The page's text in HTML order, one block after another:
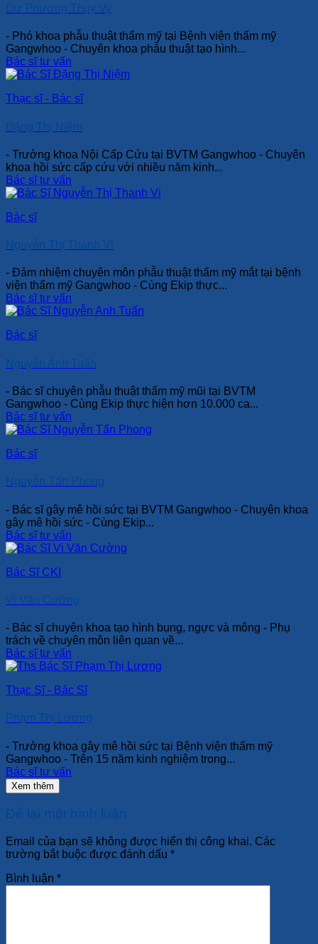
Dư Phương Thụy Vy
- Phó khoa phẫu thuật thẩm mỹ tại Bệnh viện thẩm mỹ
Gangwhoo - Chuyên khoa phẫu thuật tạo hình...
Bác sĩ tư vấn
Thạc sĩ - Bác sĩ
Đặng Thị Niệm
- Trưởng khoa Nội Cấp Cứu tại BVTM Gangwhoo - Chuyên
khoa hồi sức cấp cứu với nhiều năm kinh...
Bác sĩ tư vấn
Bác sĩ
Nguyễn Thị Thanh Vi
- Đảm nhiệm chuyên môn phẫu thuật thẩm mỹ mắt tại bệnh
viện thẩm mỹ Gangwhoo - Cùng Ekip thực...
Bác sĩ tư vấn
Bác sĩ
Nguyễn Anh Tuấn
- Bác sĩ chuyên phẫu thuật thẩm mỹ mũi tại BVTM
Gangwhoo - Cùng Ekip thực hiện hơn 10.000 ca...
Bác sĩ tư vấn
Bác sĩ
Nguyễn Tấn Phong
- Bác sĩ gây mê hồi sức tại BVTM Gangwhoo - Chuyên khoa
gây mê hồi sức - Cùng Ekip...
Bác sĩ tư vấn
Bác Sĩ CKI
Vi Văn Cường
- Bác sĩ chuyên khoa tạo hình bụng, ngực và mông - Phụ
trách về chuyên môn liên quan về...
Bác sĩ tư vấn
Thạc Sĩ - Bác Sĩ
Phạm Thị Lương
- Trưởng khoa gây mê hồi sức tại Bệnh viện thẩm mỹ
Gangwhoo - Trên 15 năm kinh nghiệm trong...
Bác sĩ tư vấn
Xem thêm
Để lại một bình luận
Email của bạn sẽ không được hiển thị công khai. Các
trường bắt buộc được đánh dấu *
Bình luận *